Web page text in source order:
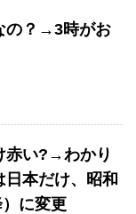
の？→3時がお
赤い?→わかり
日本だけ、昭和
に変更